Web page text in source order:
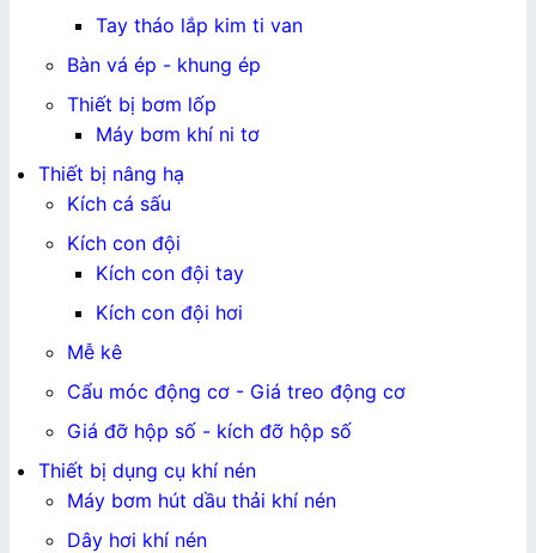
Tay tháo lắp kim ti van
Bàn vá ép - khung ép
Thiết bị bơm lốp
Máy bơm khí ni tơ
Thiết bị nâng hạ
Kích cá sấu
Kích con đội
Kích con đội tay
Kích con đội hơi
Mễ kê
Cẩu móc động cơ - Giá treo động cơ
Giá đỡ hộp số - kích đỡ hộp số
Thiết bị dụng cụ khí nén
Máy bơm hút dầu thải khí nén
Dây hơi khí nén